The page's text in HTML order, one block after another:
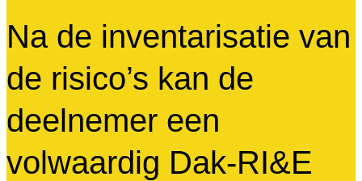
Na de inventarisatie van
de risico’s kan de
deelnemer een
volwaardig Dak-RI&E